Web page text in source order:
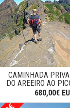
CAMINHADA
DO AREEIRO AO
680,00€